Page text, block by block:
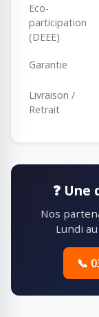
Eco-
participation
(DEEE)
Garantie
Livraison /
Retrait
❓
Nos
Lundi
📞